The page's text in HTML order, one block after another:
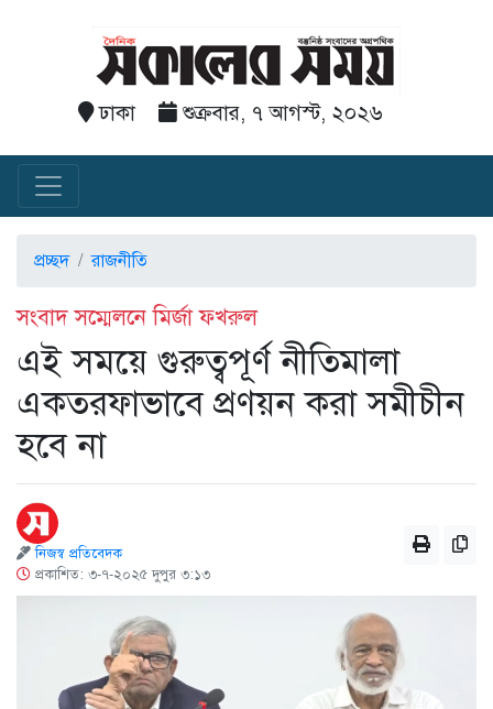
ঢাকা শুক্রবার, ৭ আগস্ট, ২০২৬
প্রচ্ছদ রাজনীতি
সংবাদ সম্মেলনে মির্জা ফখরুল
এই সময়ে গুরুত্বপূর্ণ নীতিমালা
একতরফাভাবে প্রণয়ন করা সমীচীন
হবে না
নিজস্ব প্রতিবেদক
প্রকাশিত: ৩-৭-২০২৫ দুপুর ৩:১৩